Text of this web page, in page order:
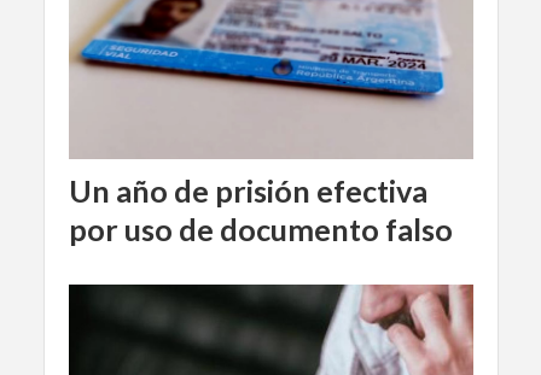
Un año de prisión efectiva
por uso de documento falso